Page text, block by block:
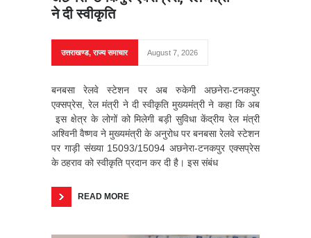
ने दी स्वीकृति
उत्तराखण्ड,राज्य समाचार August 7, 2026
बनबसा रेलवे स्टेशन पर अब रुकेगी अछनेरा-टनकपुर
एक्सप्रेस, रेल मंत्री ने दी स्वीकृति मुख्यमंत्री ने कहा कि अब
इस क्षेत्र के लोगों को मिलेगी बड़ी सुविधा केंद्रीय रेल मंत्री
अश्विनी वैष्णव ने मुख्यमंत्री के अनुरोध पर बनबसा रेलवे स्टेशन
पर गाड़ी संख्या 15093/15094 अछनेरा-टनकपुर एक्सप्रेस
के ठहराव को स्वीकृति प्रदान कर दी है। इस संबंध
READ MORE